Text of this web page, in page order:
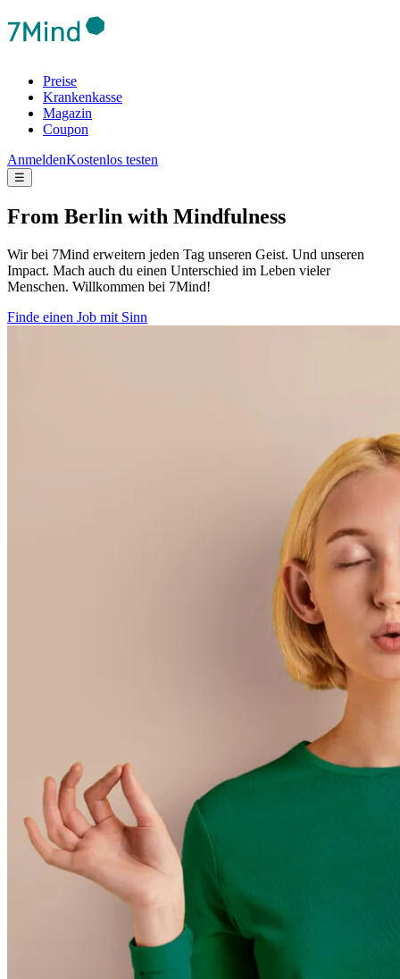
Preise
Krankenkasse
Magazin
Coupon
AnmeldenKostenlos testen
☰
From Berlin with Mindfulness
Wir bei 7Mind erweitern jeden Tag unseren Geist. Und unseren
Impact. Mach auch du einen Unterschied im Leben vieler
Menschen. Willkommen bei 7Mind!
Finde einen Job mit Sinn